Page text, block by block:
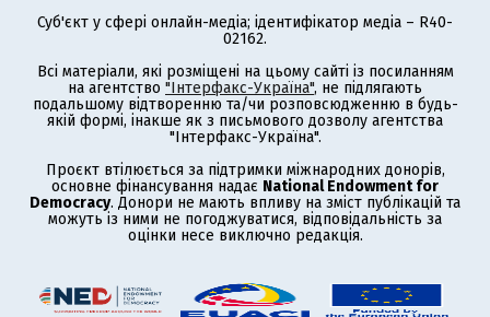
Суб'єкт у сфері онлайн-медіа; ідентифікатор медіа – R40-
02162.
Всі матеріали, які розміщені на цьому сайті із посиланням
на агентство "Інтерфакс-Україна", не підлягають
подальшому відтворенню та/чи розповсюдженню в будь-
якій формі, інакше як з письмового дозволу агентства
"Інтерфакс-Україна".
Проєкт втілюється за підтримки міжнародних донорів,
основне фінансування надає National Endowment for
Democracy. Донори не мають впливу на зміст публікацій та
можуть із ними не погоджуватися, відповідальність за
оцінки несе виключно редакція.